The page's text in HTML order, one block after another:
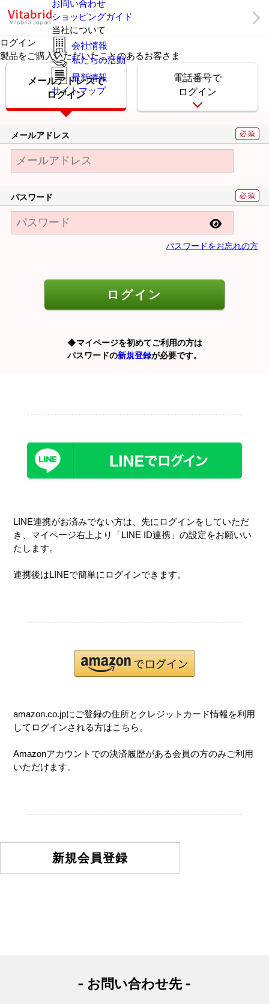
お問い合わせ
ショッピングガイド
当社について
会社情報
私たちの活動
最新情報
サイトマップ
ログイン
製品をご購入いただいたことのあるお客さま
メールアドレスで
ログイン
電話番号で
ログイン
メールアドレス
パスワード
パスワードをお忘れの方
◆マイページを初めてご利用の方は
パスワードの新規登録が必要です。
LINE連携がお済みでない方は、先にログインをしていただ
き、マイページ右上より「LINE ID連携」の設定をお願いい
たします。
連携後はLINEで簡単にログインできます。
amazon.co.jpにご登録の住所とクレジットカード情報を利用
してログインされる方はこちら。
Amazonアカウントでの決済履歴がある会員の方のみご利用
いただけます。
新規会員登録
- お問い合わせ先 -